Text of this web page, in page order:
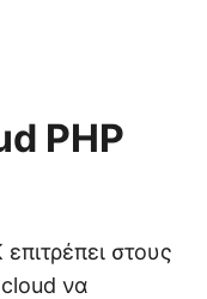
PHP
στους
να